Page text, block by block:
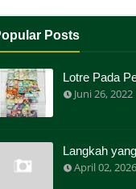
Posts
Lotre Pada
Juni 26, 2022
Langkah
April 02, 2026